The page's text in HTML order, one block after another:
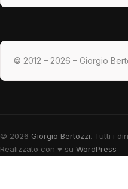
© 2012 – 2026 – Giorgio
© 2026 Giorgio Bertozzi. Tutti i
Realizzato con ♥ su WordPress